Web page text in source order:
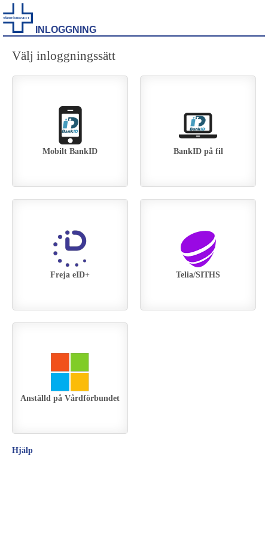
INLOGGNING
Välj inloggningssätt
Mobilt BankID BankID på fil
Telia/SITHS
Anställd på Vårdförbundet
Freja eID+
Hjälp